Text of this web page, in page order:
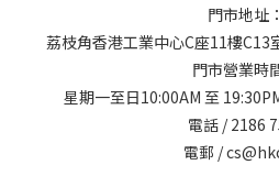
門市地址：
荔枝角香港工業中心C座11樓C13
門市營業時
星期一至日10:00AM 至
電話 / 2186
電郵 /